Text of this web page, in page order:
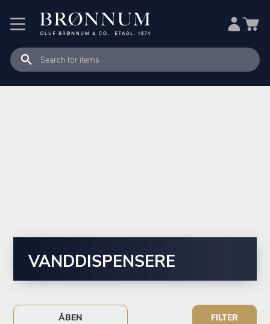
VANDDISPENSERE
ÅBEN
FILTER